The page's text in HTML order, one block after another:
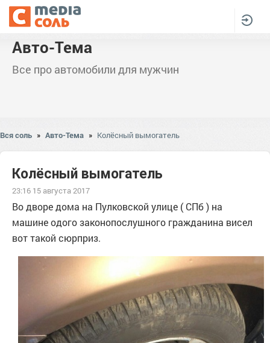
Авто-Тема
Все про автомобили для мужчин
Вся соль » Авто-Тема » Колёсный вымогатель
Колёсный вымогатель
23:16 15 августа 2017
Во дворе дома на Пулковской улице ( СПб ) на
машине одого законопослушного гражданина висел
вот такой сюрприз.